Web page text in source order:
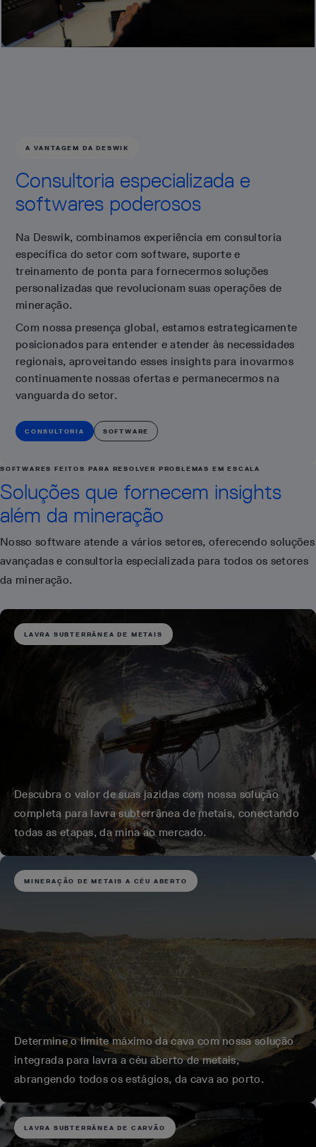
A VANTAGEM DA DESWIK
Consultoria especializada e
softwares poderosos
Na Deswik, combinamos experiência em consultoria
específica do setor com software, suporte e
treinamento de ponta para fornecermos soluções
personalizadas que revolucionam suas operações de
mineração.
Com nossa presença global, estamos estrategicamente
posicionados para entender e atender às necessidades
regionais, aproveitando esses insights para inovarmos
continuamente nossas ofertas e permanecermos na
vanguarda do setor.
CONSULTORIA SOFTWARE
SOFTWARES FEITOS PARA RESOLVER PROBLEMAS EM ESCALA
Soluções que fornecem insights
além da mineração
Nosso software atende a vários setores, oferecendo soluções
avançadas e consultoria especializada para todos os setores
da mineração.
LAVRA SUBTERRÂNEA DE METAIS
Descubra o valor de suas jazidas com nossa solução
completa para lavra subterrânea de metais, conectando
todas as etapas, da mina ao mercado.
MINERAÇÃO DE METAIS A CÉU ABERTO
Determine o limite máximo da cava com nossa solução
integrada para lavra a céu aberto de metais,
abrangendo todos os estágios, da cava ao porto.
LAVRA SUBTERRÂNEA DE CARVÃO